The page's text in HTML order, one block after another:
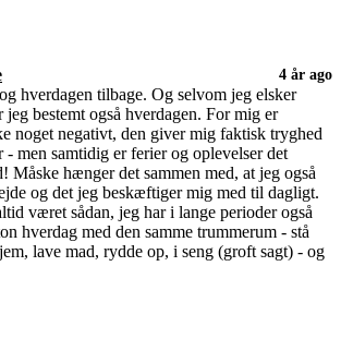
4 år ago
hverdagen tilbage. Og selvom jeg elsker
jeg bestemt også hverdagen. For mig er
noget negativt, den giver mig faktisk tryghed
- men samtidig er ferier og oplevelser det
Måske hænger det sammen med, at jeg også
og det jeg beskæftiger mig med til dagligt.
været sådan, jeg har i lange perioder også
hverdag med den samme trummerum - stå
lave mad, rydde op, i seng (groft sagt) - og